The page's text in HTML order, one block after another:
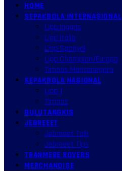
HOME
SEPAKBOLA INTERNASIONAL
Liga Inggris
Liga Italia
Liga Spanyol
Liga Champion/Europa
Timnas Mancanegara
SEPAKBOLA NASIONAL
Liga 1
Timnas
BULUTANGKIS
JEBREEET
Jebreeet Talk
Jebreeet Tips
TRANMERE ROVERS
MERCHANDISE